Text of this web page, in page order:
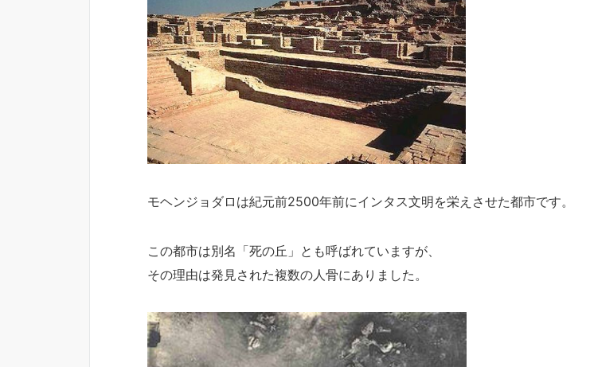
モヘンジョダロは紀元前2500年前にインタス文明を栄えさせた都市です。
この都市は別名「死の丘」とも呼ばれていますが、
その理由は発見された複数の人骨にありました。